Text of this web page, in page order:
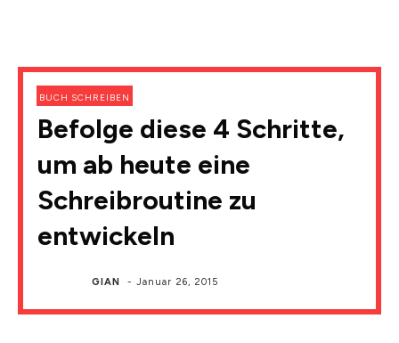
BUCH SCHREIBEN
Befolge diese 4 Schritte,
um ab heute eine
Schreibroutine zu
entwickeln
GIAN -Januar 26, 2015